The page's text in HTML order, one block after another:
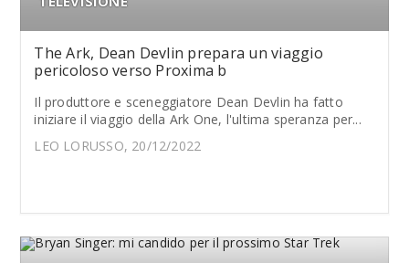
The Ark, Dean Devlin prepara un viaggio
pericoloso verso Proxima b
Il produttore e sceneggiatore Dean Devlin ha fatto
iniziare il viaggio della Ark One, l'ultima speranza per...
LEO LORUSSO, 20/12/2022